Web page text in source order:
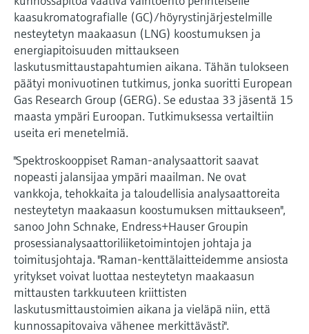
Device Viewer
Löydä tuotekohtaiset tiedot ja
dokumentaatio.
Varaosahaku
Löydä varaosat tuotteen juuren, tilauskoodin
tai sarjanumeron perusteella.
Mikroaaltomittaus
Memosens technology
Näytä kaikki
päätöksentekoa tukevan prosessin
läpinäkyvyyden ansiosta
kaasukromatografialle (GC)/höyrystinjärjestelmille
nesteytetyn maakaasun (LNG) koostumuksen ja
energiapitoisuuden mittaukseen
laskutusmittaustapahtumien aikana. Tähän tulokseen
päätyi monivuotinen tutkimus, jonka suoritti European
Gas Research Group (GERG). Se edustaa 33 jäsentä 15
maasta ympäri Euroopan. Tutkimuksessa vertailtiin
useita eri menetelmiä.
"Spektroskooppiset Raman-analysaattorit saavat
nopeasti jalansijaa ympäri maailman. Ne ovat
vankkoja, tehokkaita ja taloudellisia analysaattoreita
nesteytetyn maakaasun koostumuksen mittaukseen",
sanoo John Schnake, Endress+Hauser Groupin
prosessianalysaattoriliiketoimintojen johtaja ja
toimitusjohtaja. "Raman-kenttälaitteidemme ansiosta
yritykset voivat luottaa nesteytetyn maakaasun
mittausten tarkkuuteen kriittisten
laskutusmittaustoimien aikana ja vieläpä niin, että
kunnossapitovaiva vähenee merkittävästi".